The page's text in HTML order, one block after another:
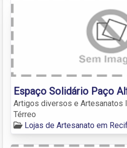
Espaço Solidário Paço
Artigos diversos e Artesanatos
Térreo
Lojas de Artesanato em